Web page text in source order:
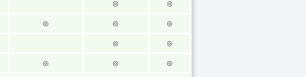
◎ ◎
◎ ◎ ◎
◎ ◎
◎ ◎ ◎